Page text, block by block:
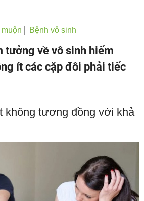
Bệnh vô sinh
tưởng về vô sinh hiếm
ít các cặp đôi phải tiếc
không tương đồng với khả